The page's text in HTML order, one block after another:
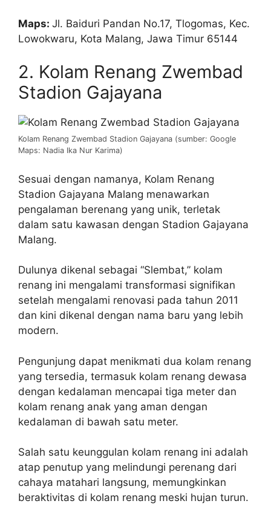
Maps: Jl. Baiduri Pandan No.17, Tlogomas, Kec.
Lowokwaru, Kota Malang, Jawa Timur 65144
2. Kolam Renang Zwembad
Stadion Gajayana
Kolam Renang Zwembad Stadion Gajayana (sumber: Google
Maps: Nadia Ika Nur Karima)
Sesuai dengan namanya, Kolam Renang
Stadion Gajayana Malang menawarkan
pengalaman berenang yang unik, terletak
dalam satu kawasan dengan Stadion Gajayana
Malang.
Dulunya dikenal sebagai “Slembat,” kolam
renang ini mengalami transformasi signifikan
setelah mengalami renovasi pada tahun 2011
dan kini dikenal dengan nama baru yang lebih
modern.
Pengunjung dapat menikmati dua kolam renang
yang tersedia, termasuk kolam renang dewasa
dengan kedalaman mencapai tiga meter dan
kolam renang anak yang aman dengan
kedalaman di bawah satu meter.
Salah satu keunggulan kolam renang ini adalah
atap penutup yang melindungi perenang dari
cahaya matahari langsung, memungkinkan
beraktivitas di kolam renang meski hujan turun.